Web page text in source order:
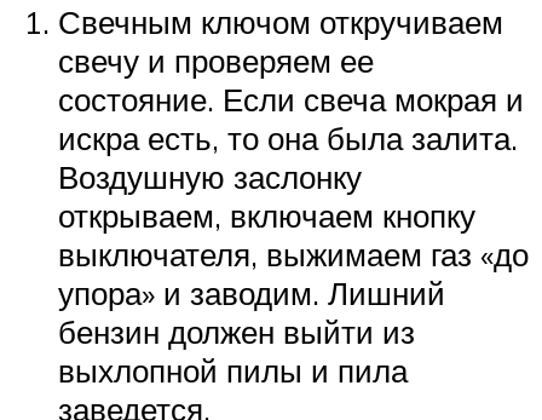
Свечным ключом откручиваем
свечу и проверяем ее
состояние. Если свеча мокрая и
искра есть, то она была залита.
Воздушную заслонку
открываем, включаем кнопку
выключателя, выжимаем газ «до
упора» и заводим. Лишний
бензин должен выйти из
выхлопной пилы и пила
заведется.